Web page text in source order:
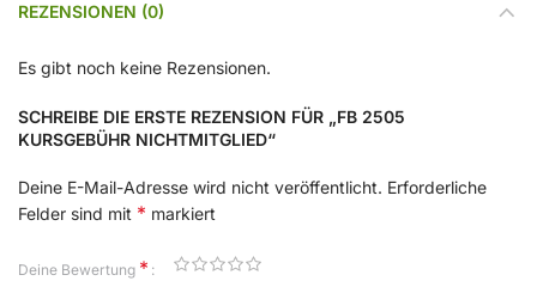
REZENSIONEN (0)
Es gibt noch keine Rezensionen.
SCHREIBE DIE ERSTE REZENSION FÜR „FB 2505
KURSGEBÜHR NICHTMITGLIED“
Deine E-Mail-Adresse wird nicht veröffentlicht. Erforderliche
Felder sind mit * markiert
Deine Bewertung *